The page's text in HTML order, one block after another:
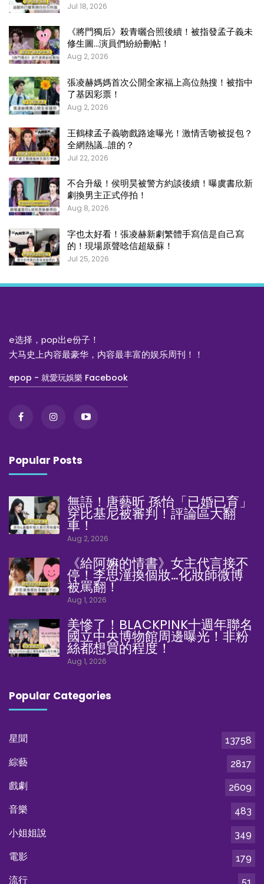
Jul 18, 2026
《將門獨后》殺青曬合照後續！被指發孟子義未
修生圖…演員們紛紛刪帖！
Aug 2, 2026
張凌赫媽媽首次公開全家福上高位熱搜！被指中
了基因彩票！
Aug 2, 2026
王鶴棣孟子義吻戲路途曝光！激情舌吻被捉包？
全網熱議…誰的？
Jul 22, 2026
不合升級！侯明昊被警方約談後續！曝虞書欣新
劇換男主正式停拍！
Aug 8, 2026
字也太好看！張凌赫新劇繁體手寫信是自己寫
的！現場原聲唸信超級蘇！
Jul 25, 2026
e选择，pop出e份子！
大马史上内容最豪华，内容最丰富的娱乐周刊！！
epop - 就愛玩娛樂 Facebook
Popular Posts
無語！唐藝昕 孫怡「已婚已育」
穿比基尼被審判！評論區大翻
車！
Aug 2, 2026
《給阿嫲的情書》女主代言接不
停！李思潼換個妝…化妝師微博
被罵翻！
Aug 1, 2026
美慘了！BLACKPINK十週年聯名
國立中央博物館周邊曝光！非粉
絲都想買的程度！
Aug 1, 2026
Popular Categories
星聞
13758
綜藝
2817
戲劇
2609
音樂
483
小姐姐說
349
電影
179
流行
51